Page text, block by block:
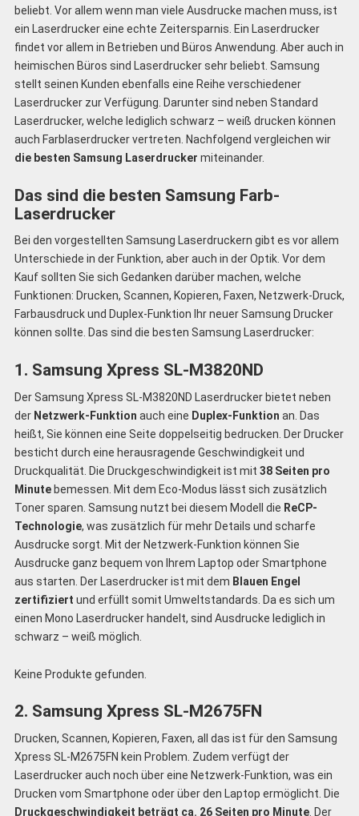
beliebt. Vor allem wenn man viele Ausdrucke machen muss, ist
ein Laserdrucker eine echte Zeitersparnis. Ein Laserdrucker
findet vor allem in Betrieben und Büros Anwendung. Aber auch in
heimischen Büros sind Laserdrucker sehr beliebt. Samsung
stellt seinen Kunden ebenfalls eine Reihe verschiedener
Laserdrucker zur Verfügung. Darunter sind neben Standard
Laserdrucker, welche lediglich schwarz – weiß drucken können
auch Farblaserdrucker vertreten. Nachfolgend vergleichen wir
die besten Samsung Laserdrucker miteinander.
Das sind die besten Samsung Farb-
Laserdrucker
Bei den vorgestellten Samsung Laserdruckern gibt es vor allem
Unterschiede in der Funktion, aber auch in der Optik. Vor dem
Kauf sollten Sie sich Gedanken darüber machen, welche
Funktionen: Drucken, Scannen, Kopieren, Faxen, Netzwerk-Druck,
Farbausdruck und Duplex-Funktion Ihr neuer Samsung Drucker
können sollte. Das sind die besten Samsung Laserdrucker:
1. Samsung Xpress SL-M3820ND
Der Samsung Xpress SL-M3820ND Laserdrucker bietet neben
der Netzwerk-Funktion auch eine Duplex-Funktion an. Das
heißt, Sie können eine Seite doppelseitig bedrucken. Der Drucker
besticht durch eine herausragende Geschwindigkeit und
Druckqualität. Die Druckgeschwindigkeit ist mit 38 Seiten pro
Minutebemessen. Mit dem Eco-Modus lässt sich zusätzlich
Toner sparen. Samsung nutzt bei diesem Modell die ReCP-
Technologie, was zusätzlich für mehr Details und scharfe
Ausdrucke sorgt. Mit der Netzwerk-Funktion können Sie
Ausdrucke ganz bequem von Ihrem Laptop oder Smartphone
aus starten. Der Laserdrucker ist mit dem Blauen Engel
zertifiziert und erfüllt somit Umweltstandards. Da es sich um
einen Mono Laserdrucker handelt, sind Ausdrucke lediglich in
schwarz – weiß möglich.
Keine Produkte gefunden.
2. Samsung Xpress SL-M2675FN
Drucken, Scannen, Kopieren, Faxen, all das ist für den Samsung
Xpress SL-M2675FN kein Problem. Zudem verfügt der
Laserdrucker auch noch über eine Netzwerk-Funktion, was ein
Drucken vom Smartphone oder über den Laptop ermöglicht. Die
Druckgeschwindigkeit beträgt ca. 26 Seiten pro Minute. Der